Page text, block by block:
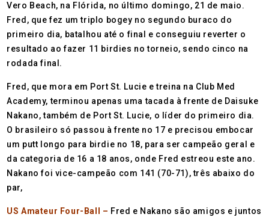
Vero Beach, na Flórida, no último domingo, 21 de maio.
Fred, que fez um triplo bogey no segundo buraco do
primeiro dia, batalhou até o final e conseguiu reverter o
resultado ao fazer 11 birdies no torneio, sendo cinco na
rodada final.
Fred, que mora em Port St. Lucie e treina na Club Med
Academy, terminou apenas uma tacada à frente de Daisuke
Nakano, também de Port St. Lucie, o líder do primeiro dia.
O brasileiro só passou à frente no 17 e precisou embocar
um putt longo para birdie no 18, para ser campeão geral e
da categoria de 16 a 18 anos, onde Fred estreou este ano.
Nakano foi vice-campeão com 141 (70-71), três abaixo do
par,
US Amateur Four-Ball – Fred e Nakano são amigos e juntos